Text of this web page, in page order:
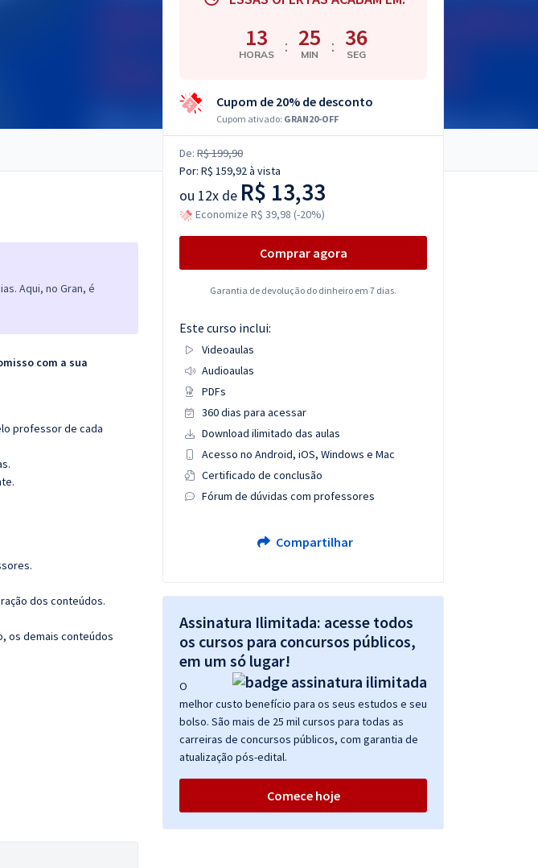
Aqui, no Gran, é
com a sua
professor de cada
dos conteúdos.
os demais conteúdos
13
HORAS : 25
MIN : 35
SEG
Cupom de 20% de desconto
Cupom ativado: GRAN20-OFF
De: R$ 199,90
Por: R$ 159,92à vista
ou 12x de R$ 13,33
Economize R$ 39,98 (-20%)
Comprar agora
Garantia de devolução do dinheiro em 7 dias.
Este curso inclui:
Videoaulas
Audioaulas
PDFs
360 dias para acessar
Download ilimitado das aulas
Acesso no Android, iOS, Windows e Mac
Certificado de conclusão
Fórum de dúvidas com professores
Compartilhar
Assinatura Ilimitada: acesse todos
os cursos para concursos públicos,
em um só lugar!
O
melhor custo benefício para os seus estudos e seu
bolso. São mais de 25 mil cursos para todas as
carreiras de concursos públicos, com garantia de
atualização pós-edital.
Comece hoje